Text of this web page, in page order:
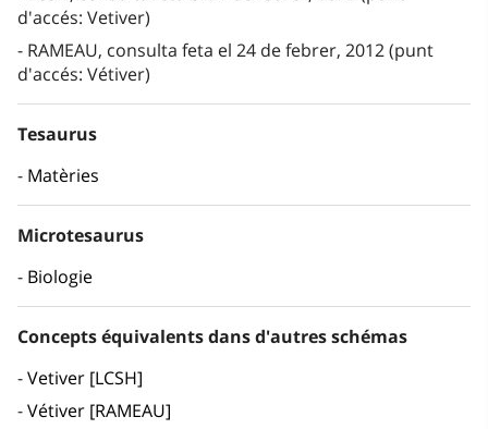
d'accés: Vetiver)
RAMEAU, consulta feta el 24 de febrer, 2012 (punt
d'accés: Vétiver)
Tesaurus
Matèries
Microtesaurus
Biologie
Concepts équivalents dans d'autres schémas
Vetiver [LCSH]
Vétiver [RAMEAU]